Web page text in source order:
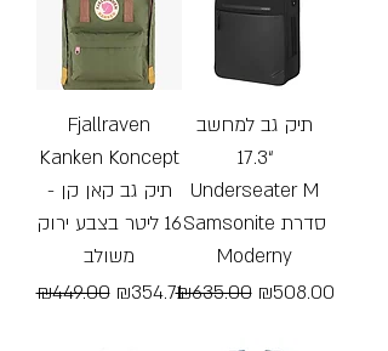
Fjallraven
Kanken Koncept
- תיק גב קאן קן
16 ליטר בצבע ירוק
משולב
Regular Price
₪449.00 Sale Price
₪354.71
תיק גב למחשב
“17.3
Underseater M
Samsonite סדרת
Moderny
Regular Price
₪635.00 Sale Price
₪508.00